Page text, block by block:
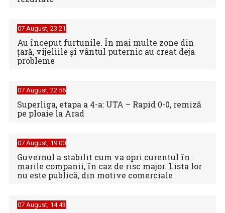
07 August, 23:21
Au început furtunile. În mai multe zone din
țară, vijeliile și vântul puternic au creat deja
probleme
07 August, 22:56
Superliga, etapa a 4-a: UTA – Rapid 0-0, remiză
pe ploaie la Arad
07 August, 19:00
Guvernul a stabilit cum va opri curentul în
marile companii, în caz de risc major. Lista lor
nu este publică, din motive comerciale
07 August, 14:43